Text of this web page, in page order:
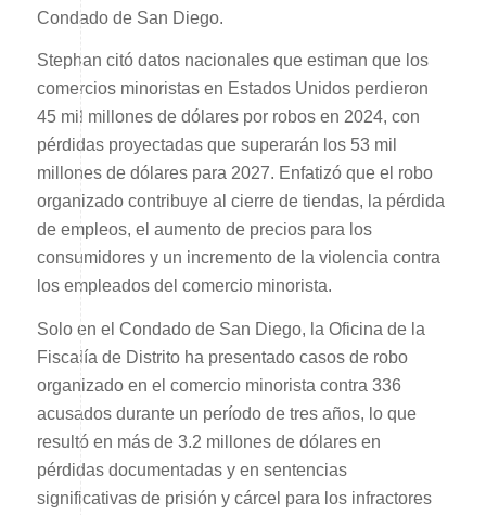
Condado de San Diego.
Stephan citó datos nacionales que estiman que los
comercios minoristas en Estados Unidos perdieron
45 mil millones de dólares por robos en 2024, con
pérdidas proyectadas que superarán los 53 mil
millones de dólares para 2027. Enfatizó que el robo
organizado contribuye al cierre de tiendas, la pérdida
de empleos, el aumento de precios para los
consumidores y un incremento de la violencia contra
los empleados del comercio minorista.
Solo en el Condado de San Diego, la Oficina de la
Fiscalía de Distrito ha presentado casos de robo
organizado en el comercio minorista contra 336
acusados durante un período de tres años, lo que
resultó en más de 3.2 millones de dólares en
pérdidas documentadas y en sentencias
significativas de prisión y cárcel para los infractores